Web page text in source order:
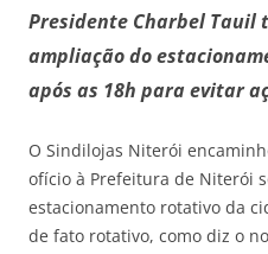
Presidente Charbel Tauil
ampliação do
após as 18h para evitar
O Sindilojas Niterói
ofício à Prefeitura de Niterói
estacionamento rotativo da
de fato rotativo, como diz o